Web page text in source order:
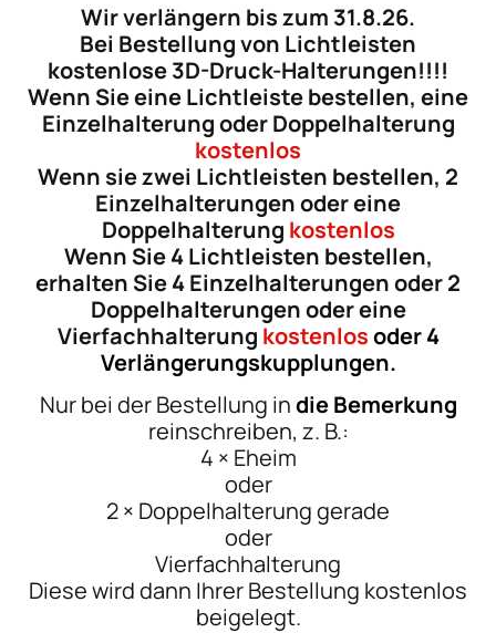
Wir verlängern bis zum 31.8.26.
Bei Bestellung von Lichtleisten
kostenlose 3D-Druck-Halterungen!!!!
Wenn Sie eine Lichtleiste bestellen, eine
Einzelhalterung oder Doppelhalterung
kostenlos
Wenn sie zwei Lichtleisten bestellen, 2
Einzelhalterungen oder eine
Doppelhalterung kostenlos
Wenn Sie 4 Lichtleisten bestellen,
erhalten Sie 4 Einzelhalterungen oder 2
Doppelhalterungen oder eine
Vierfachhalterung kostenlosoder 4
Verlängerungskupplungen.
Nur bei der Bestellung indie Bemerkung
reinschreiben, z. B.:
4 × Eheim
oder
2 × Doppelhalterung gerade
oder
Vierfachhalterung
Diese wird dann Ihrer Bestellung kostenlos
beigelegt.